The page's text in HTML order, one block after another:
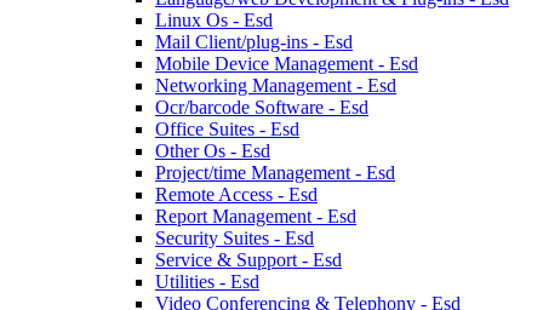
Linux Os - Esd
Mail Client/plug-ins - Esd
Mobile Device Management - Esd
Networking Management - Esd
Ocr/barcode Software - Esd
Office Suites - Esd
Other Os - Esd
Project/time Management - Esd
Remote Access - Esd
Report Management - Esd
Security Suites - Esd
Service & Support - Esd
Utilities - Esd
Video Conferencing & Telephony - Esd